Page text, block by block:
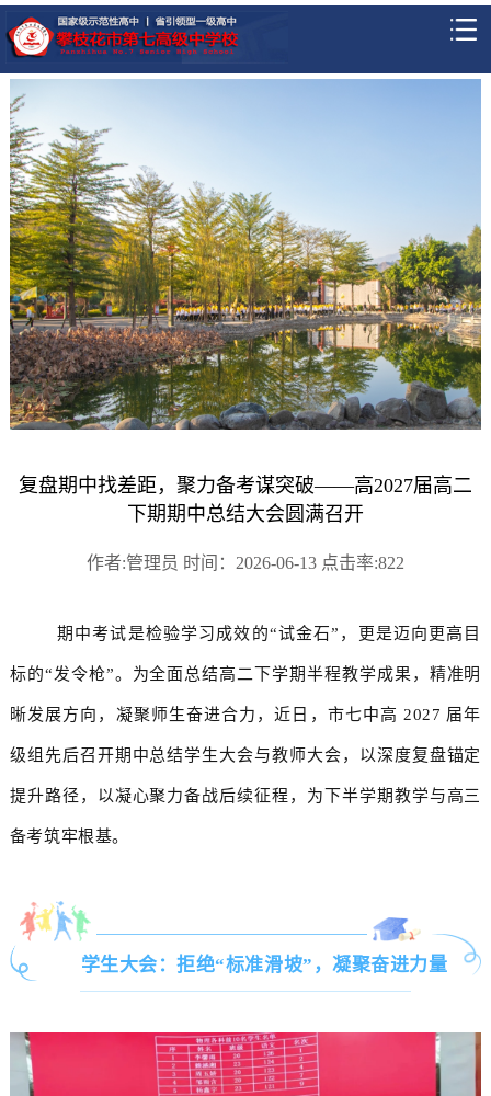
复盘期中找差距，聚力备考谋突破——高2027届高二
下期期中总结大会圆满召开
作者:管理员 时间：2026-06-13 点击率:822
期中考试是检验学习成效的“试金石”，更是迈向更高目
标的“发令枪”。为全面总结高二下学期半程教学成果，精准明
晰发展方向，凝聚师生奋进合力，近日，市七中高 2027 届年
级组先后召开期中总结学生大会与教师大会，以深度复盘锚定
提升路径，以凝心聚力备战后续征程，为下半学期教学与高三
备考筑牢根基。
学生大会：拒绝“标准滑坡”，凝聚奋进力量